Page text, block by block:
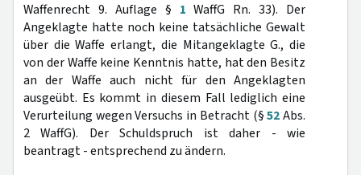
Waffenrecht 9. Auflage § 1 WaffG Rn. 33). Der
Angeklagte hatte noch keine tatsächliche Gewalt
über die Waffe erlangt, die Mitangeklagte G., die
von der Waffe keine Kenntnis hatte, hat den Besitz
an der Waffe auch nicht für den Angeklagten
ausgeübt. Es kommt in diesem Fall lediglich eine
Verurteilung wegen Versuchs in Betracht (§52Abs.
2 WaffG). Der Schuldspruch ist daher - wie
beantragt - entsprechend zu ändern.